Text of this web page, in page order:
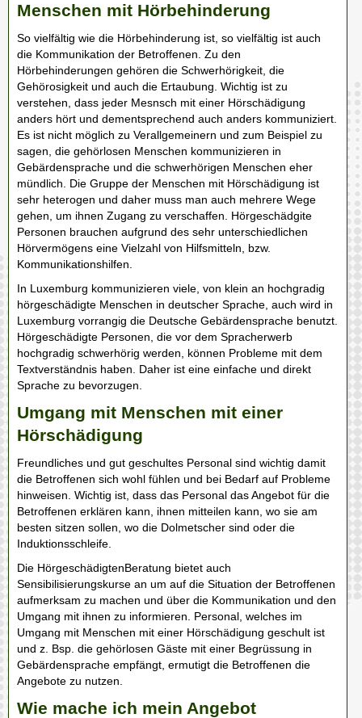
Menschen mit Hörbehinderung
So vielfältig wie die Hörbehinderung ist, so vielfältig ist auch
die Kommunikation der Betroffenen. Zu den
Hörbehinderungen gehören die Schwerhörigkeit, die
Gehörosigkeit und auch die Ertaubung. Wichtig ist zu
verstehen, dass jeder Mesnsch mit einer Hörschädigung
anders hört und dementsprechend auch anders kommuniziert.
Es ist nicht möglich zu Verallgemeinern und zum Beispiel zu
sagen, die gehörlosen Menschen kommunizieren in
Gebärdensprache und die schwerhörigen Menschen eher
mündlich. Die Gruppe der Menschen mit Hörschädigung ist
sehr heterogen und daher muss man auch mehrere Wege
gehen, um ihnen Zugang zu verschaffen. Hörgeschädgite
Personen brauchen aufgrund des sehr unterschiedlichen
Hörvermögens eine Vielzahl von Hilfsmitteln, bzw.
Kommunikationshilfen.
In Luxemburg kommunizieren viele, von klein an hochgradig
hörgeschädigte Menschen in deutscher Sprache, auch wird in
Luxemburg vorrangig die Deutsche Gebärdensprache benutzt.
Hörgeschädigte Personen, die vor dem Spracherwerb
hochgradig schwerhörig werden, können Probleme mit dem
Textverständnis haben. Daher ist eine einfache und direkt
Sprache zu bevorzugen.
Umgang mit Menschen mit einer
Hörschädigung
Freundliches und gut geschultes Personal sind wichtig damit
die Betroffenen sich wohl fühlen und bei Bedarf auf Probleme
hinweisen. Wichtig ist, dass das Personal das Angebot für die
Betroffenen erklären kann, ihnen mitteilen kann, wo sie am
besten sitzen sollen, wo die Dolmetscher sind oder die
Induktionsschleife.
Die HörgeschädigtenBeratung bietet auch
Sensibilisierungskurse an um auf die Situation der Betroffenen
aufmerksam zu machen und über die Kommunikation und den
Umgang mit ihnen zu informieren. Personal, welches im
Umgang mit Menschen mit einer Hörschädigung geschult ist
und z. Bsp. die gehörlosen Gäste mit einer Begrüssung in
Gebärdensprache empfängt, ermutigt die Betroffenen die
Angebote zu nutzen.
Wie mache ich mein Angebot